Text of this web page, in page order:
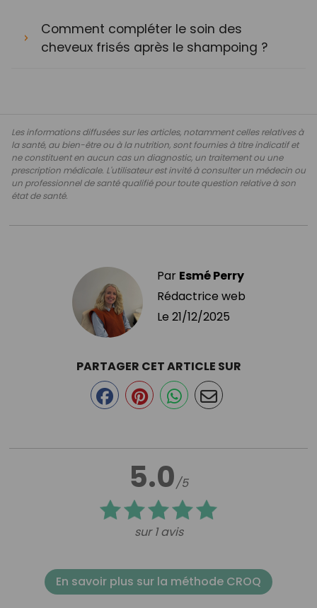
Comment compléter le soin des
cheveux frisés après le shampoing ?
Les informations diffusées sur les articles, notamment celles relatives à
la santé, au bien-être ou à la nutrition, sont fournies à titre indicatif et
ne constituent en aucun cas un diagnostic, un traitement ou une
prescription médicale. L'utilisateur est invité à consulter un médecin ou
un professionnel de santé qualifié pour toute question relative à son
état de santé.
Par Esmé Perry
Rédactrice web
Le 21/12/2025
5.0/5
sur 1 avis
PARTAGER CET ARTICLE SUR
En savoir plus sur la méthode CROQ